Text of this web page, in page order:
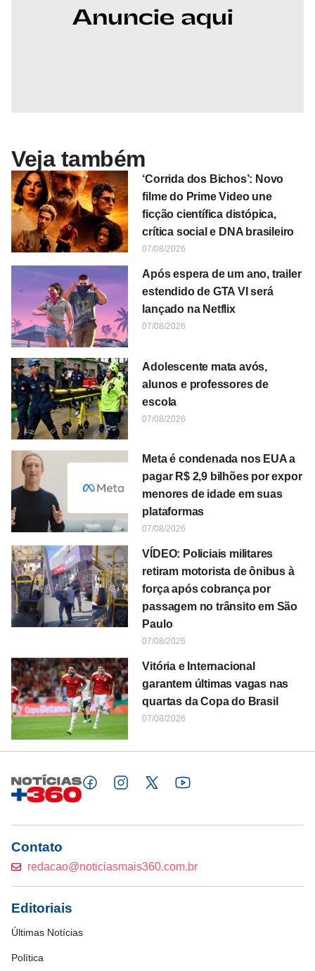
Veja também
‘Corrida dos Bichos’: Novo
filme do Prime Video une
ficção científica distópica,
crítica social e DNA brasileiro
07/08/2026
Após espera de um ano, trailer
estendido de GTA VI será
lançado na Netflix
07/08/2026
Adolescente mata avós,
alunos e professores de
escola
07/08/2026
Meta é condenada nos EUA a
pagar R$ 2,9 bilhões por expor
menores de idade em suas
plataformas
07/08/2026
VÍDEO: Policiais militares
retiram motorista de ônibus à
força após cobrança por
passagem no trânsito em São
Paulo
07/08/2026
Vitória e Internacional
garantem últimas vagas nas
quartas da Copa do Brasil
07/08/2026
Contato
redacao@noticiasmais360.com.br
Editoriais
Últimas Notícias
Política